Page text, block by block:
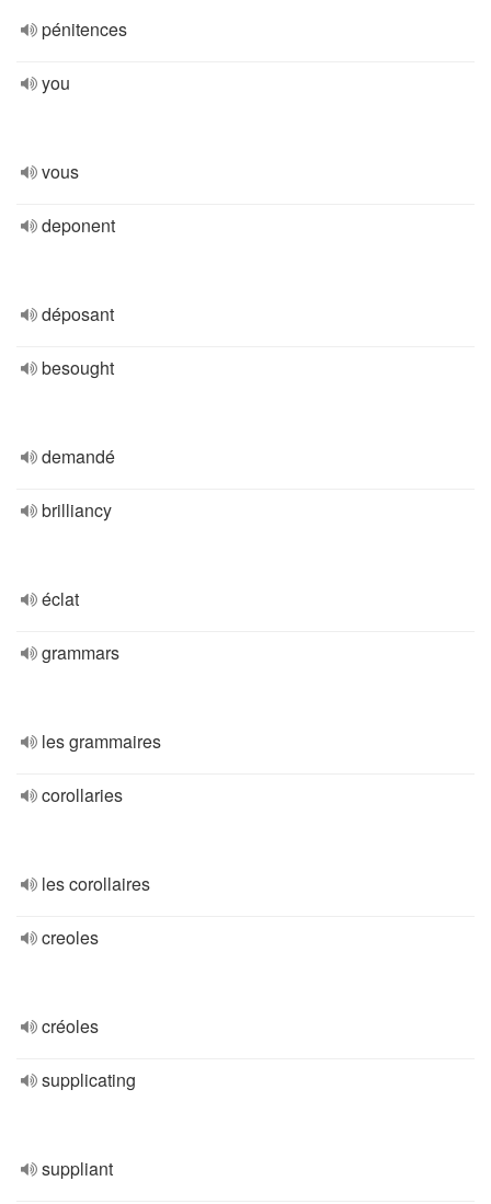
pénitences
you
vous
deponent
déposant
besought
demandé
brilliancy
éclat
grammars
les grammaires
corollaries
les corollaires
creoles
créoles
supplicating
suppliant